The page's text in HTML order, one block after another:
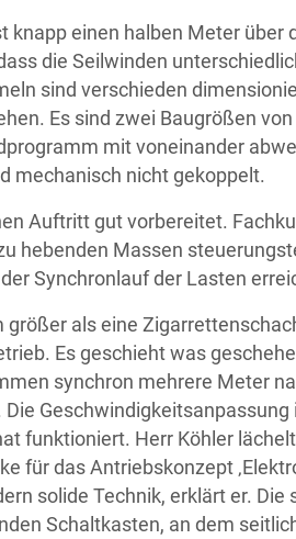
knapp einen halben Meter über
die Seilwinden
sind verschieden
Es sind zwei Baugrößen von
mit voneinander
mechanisch nicht gekoppelt.
Auftritt gut vorbereitet.
hebenden Massen
Synchronlauf der Lasten
größer als eine
Es geschieht was
synchron mehrere Meter
funktioniert. Herr Köhler
für das Antriebskonzept
solide Technik, erklärt er. Die
Schaltkasten, an dem